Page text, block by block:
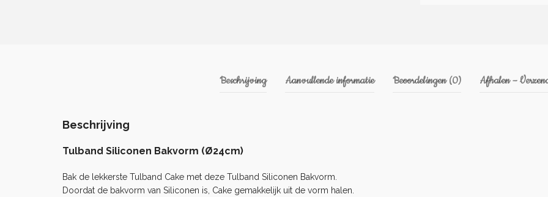
Beschrijving Aanvullende informatie Beoordelingen (0) Afhalen –
Beschrijving
Tulband Siliconen Bakvorm (Ø24cm)
Bak de lekkerste Tulband Cake met deze Tulband Siliconen Bakvorm.
Doordat de bakvorm van Siliconen is, Cake gemakkelijk uit de vorm halen.